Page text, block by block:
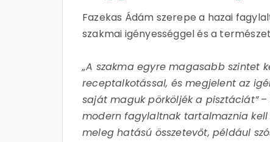
Fazekas Ádám szerepe a hazai
szakmai igényességgel és a
„A szakma egyre magasabb szintet
receptalkotással, és megjelent az
saját maguk pörköljék a pisztáciát”–
modern fagylaltnak tartalmaznia
meleg hatású összetevőt, például